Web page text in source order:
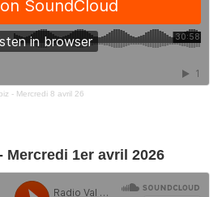
- Mercredi 8 avril 26
1er avril 2026